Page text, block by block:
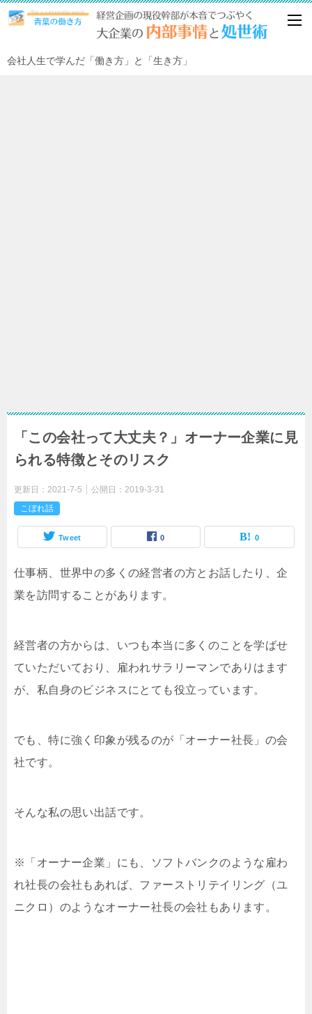
会社人生で学んだ「働き方」と「生き方」
「この会社って大丈夫？」オーナー企業に見
られる特徴とそのリスク
更新日： 2021-7-5 公開日： 2019-3-31
こぼれ話
Tweet 0 0
仕事柄、世界中の多くの経営者の方とお話したり、企
業を訪問することがあります。
経営者の方からは、いつも本当に多くのことを学ばせ
ていただいており、雇われサラリーマンでありはます
が、私自身のビジネスにとても役立っています。
でも、特に強く印象が残るのが「オーナー社長」の会
社です。
そんな私の思い出話です。
※「オーナー企業」にも、ソフトバンクのような雇わ
れ社長の会社もあれば、ファーストリテイリング（ユ
ニクロ）のようなオーナー社長の会社もあります。